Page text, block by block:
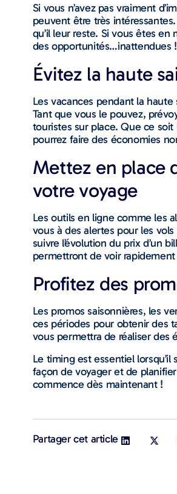
Si vous n’avez pas vraiment
peuvent être très
qu’il leur reste. Si vous êtes
des opportunités…inattendues !
Évitez la haute
Les vacances pendant la
Tant que vous le pouvez,
touristes sur place. Que ce
pourrez faire des économies
Mettez en place
votre voyage
Les outils en ligne comme les
vous à des alertes pour les
suivre l’évolution du prix d’un
permettront de voir
Profitez des
Les promos saisonnières, les
ces périodes pour obtenir des
vous permettra de réaliser des
Le timing est essentiel
façon de voyager et de
commence dès maintenant !
Partager cet article